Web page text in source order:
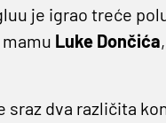
je igrao treće
Luke Dončića
dva različita